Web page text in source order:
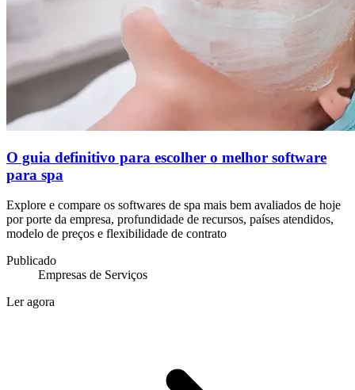
O guia definitivo para escolher o melhor software
para spa
Explore e compare os softwares de spa mais bem avaliados de hoje
por porte da empresa, profundidade de recursos, países atendidos,
modelo de preços e flexibilidade de contrato
Publicado
Empresas de Serviços
Ler agora